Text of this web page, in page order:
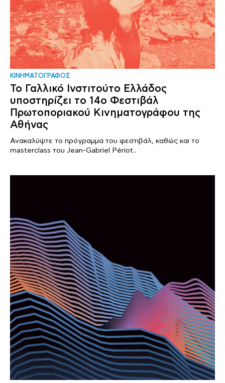
ΚΙΝΗΜΑΤΟΓΡΑΦΟΣ
Το Γαλλικό Ινστιτούτο Ελλάδος
υποστηρίζει το 14ο Φεστιβάλ
Πρωτοποριακού Κινηματογράφου της
Αθήνας
Ανακαλύψτε το πρόγραμμα του φεστιβάλ, καθώς και το
masterclass του Jean-Gabriel Périot..